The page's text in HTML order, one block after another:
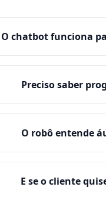
O chatbot funciona
Preciso saber
O robô entende
E se o cliente